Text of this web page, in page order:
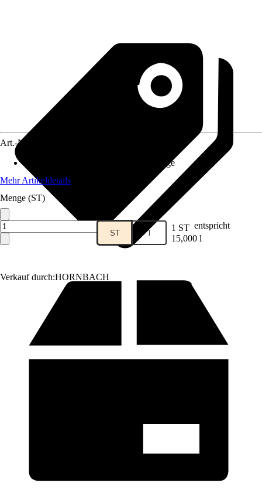
Verkauf durch:HORNBACH
Art.-Nr.
Entkalkungsanlage
Mehr Artikeldetails
Menge (ST)
ST l 1 ST entspricht
15,000 l